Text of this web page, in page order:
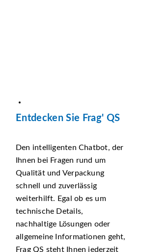
Entdecken Sie Frag' QS
Den intelligenten Chatbot, der
Ihnen bei Fragen rund um
Qualität und Verpackung
schnell und zuverlässig
weiterhilft. Egal ob es um
technische Details,
nachhaltige Lösungen oder
allgemeine Informationen geht,
Frag QS steht Ihnen jederzeit